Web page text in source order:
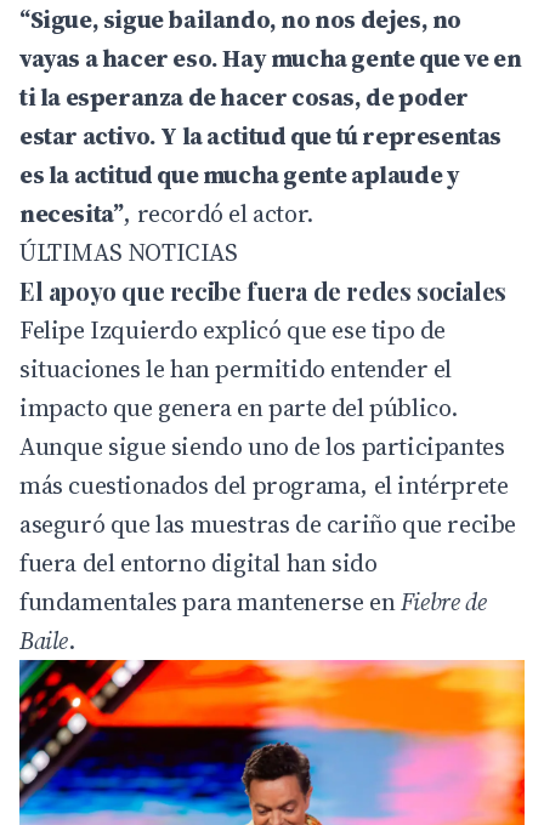
“Sigue, sigue bailando, no nos dejes, no
vayas a hacer eso. Hay mucha gente que ve en
ti la esperanza de hacer cosas, de poder
estar activo. Y la actitud que tú representas
es la actitud que mucha gente aplaude y
necesita”, recordó el actor.
ÚLTIMAS NOTICIAS
El apoyo que recibe fuera de redes sociales
Felipe Izquierdo explicó que ese tipo de
situaciones le han permitido entender el
impacto que genera en parte del público.
Aunque sigue siendo uno de los participantes
más cuestionados del programa, el intérprete
aseguró que las muestras de cariño que recibe
fuera del entorno digital han sido
fundamentales para mantenerse enFiebre de
Baile.